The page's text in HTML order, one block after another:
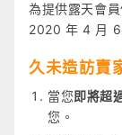
為提供露天會
2020 年 4 月 6
久未造訪賣
當您即將超
您。